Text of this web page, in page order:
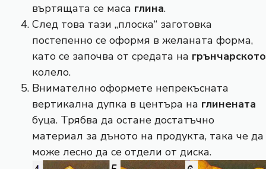
въртящата се маса глина.
След това тази „плоска“ заготовка
постепенно се оформя в желаната форма,
като се започва от средата на грънчарското
колело.
Внимателно оформете непрекъсната
вертикална дупка в центъра на глинената
буца. Трябва да остане достатъчно
материал за дъното на продукта, така че да
може лесно да се отдели от диска.